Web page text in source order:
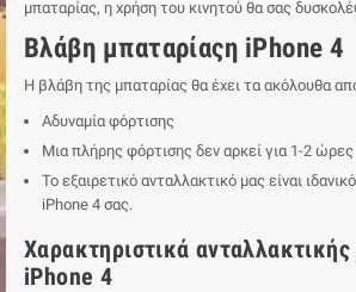
μπαταρίας, η χρήση του κινητού θα σας
Βλάβη μπαταρίαςη iPhone 4
Η βλάβη της μπαταρίας θα έχει τα ακόλουθα
Αδυναμία φόρτισης
Μια πλήρης φόρτισης δεν αρκεί για 1-2 ώρες
Το εξαιρετικό ανταλλακτικό μας είναι
iPhone 4 σας.
Χαρακτηριστικά
iPhone 4